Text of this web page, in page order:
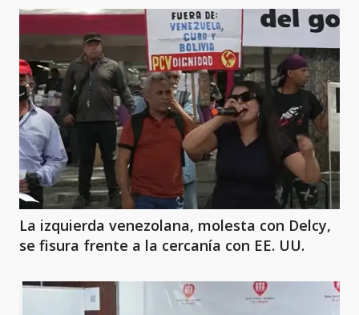
La izquierda venezolana, molesta con Delcy,
se fisura frente a la cercanía con EE. UU.